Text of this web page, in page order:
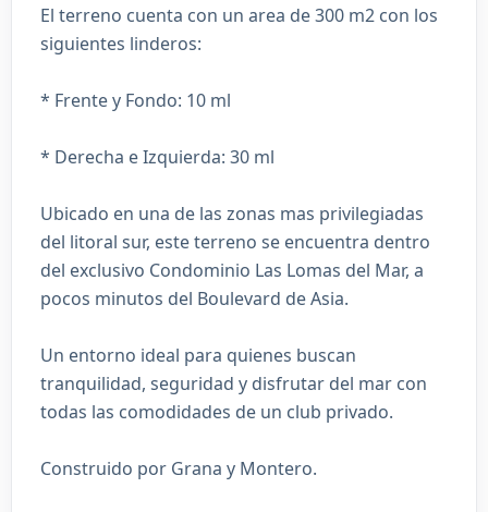
El terreno cuenta con un area de 300 m2 con los
siguientes linderos:
* Frente y Fondo: 10 ml
* Derecha e Izquierda: 30 ml
Ubicado en una de las zonas mas privilegiadas
del litoral sur, este terreno se encuentra dentro
del exclusivo Condominio Las Lomas del Mar, a
pocos minutos del Boulevard de Asia.
Un entorno ideal para quienes buscan
tranquilidad, seguridad y disfrutar del mar con
todas las comodidades de un club privado.
Construido por Grana y Montero.